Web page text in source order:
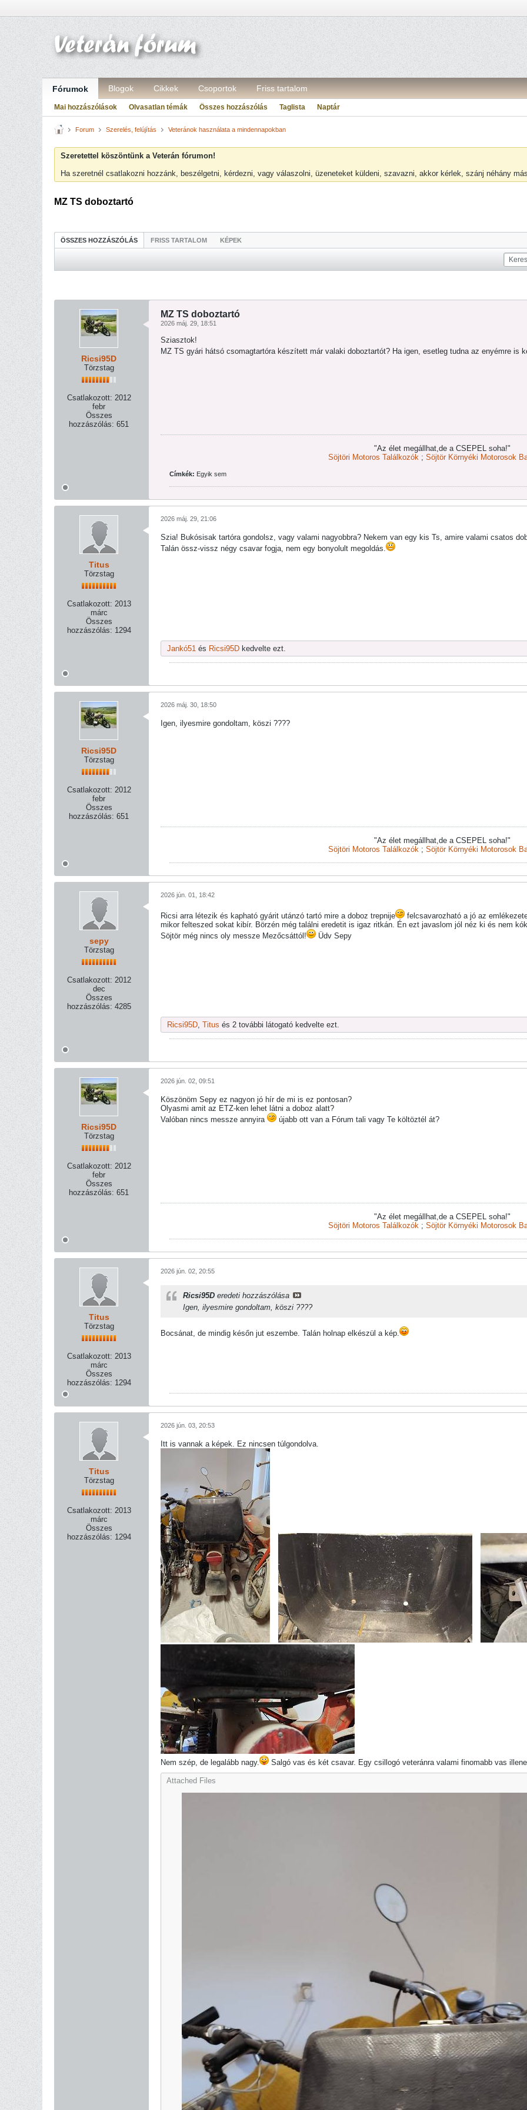
Fórumok Blogok Cikkek Csoportok Friss tartalom
Mai hozzászólások Olvasatlan témák Összes hozzászólás Taglista Naptár
Forum Szerelés, felújítás Veteránok használata a mindennapokban
Szeretettel köszöntünk a Veterán fórumon!
Ha szeretnél csatlakozni hozzánk, beszélgetni, kérdezni, vagy válaszolni, üzeneteket küldeni, szavazni, akkor kérlek, szánj néhány
MZ TS doboztartó
ÖSSZES HOZZÁSZÓLÁS FRISS TARTALOM KÉPEK
Ricsi95D
Törzstag
Csatlakozott: 2012
febr
Összes
hozzászólás: 651
MZ TS doboztartó
2026 máj. 29, 18:51
Sziasztok!
MZ TS gyári hátsó csomagtartóra készített már valaki doboztartót? Ha igen, esetleg tudna az enyémre is
"Az élet megállhat,de a CSEPEL soha!"
Söjtöri Motoros Találkozók; Söjtör Környéki Motorosok
Címkék: Egyik sem
Titus
Törzstag
Csatlakozott: 2013
márc
Összes
hozzászólás: 1294
2026 máj. 29, 21:06
Szia! Bukósisak tartóra gondolsz, vagy valami nagyobbra? Nekem van egy kis Ts, amire valami csatos
Talán össz-vissz négy csavar fogja, nem egy bonyolult megoldás.
Jankó51 és Ricsi95D kedvelte ezt.
Ricsi95D
Törzstag
Csatlakozott: 2012
febr
Összes
hozzászólás: 651
2026 máj. 30, 18:50
Igen, ilyesmire gondoltam, köszi ????
"Az élet megállhat,de a CSEPEL soha!"
Söjtöri Motoros Találkozók ; Söjtör Környéki Motorosok
sepy
Törzstag
Csatlakozott: 2012
dec
Összes
hozzászólás: 4285
2026 jún. 01, 18:42
Ricsi arra létezik és kapható gyárit utánzó tartó mire a doboz trepnije
felcsavarozható a jó az
mikor felteszed sokat kibír. Börzén még találni eredetit is igaz ritkán. Én ezt javaslom jól néz ki és nem
Söjtör még nincs oly messze Mezőcsáttól!
Üdv Sepy
Ricsi95D Titus és 2 további látogató kedvelte ezt.
Ricsi95D
Törzstag
Csatlakozott: 2012
febr
Összes
hozzászólás: 651
2026 jún. 02, 09:51
Köszönöm Sepy ez nagyon jó hír de mi is ez pontosan?
Olyasmi amit az ETZ-ken lehet látni a doboz alatt?
Valóban nincs messze annyira
újabb ott van a Fórum tali vagy Te költöztél át?
"Az élet megállhat,de a CSEPEL soha!"
Söjtöri Motoros Találkozók ; Söjtör Környéki Motorosok
Titus
Törzstag
Csatlakozott: 2013
márc
Összes
hozzászólás: 1294
2026 jún. 02, 20:55
Ricsi95D eredeti hozzászólása
Igen, ilyesmire gondoltam, köszi ????
Bocsánat, de mindig későn jut eszembe. Talán holnap elkészül a kép.
Titus
Törzstag
Csatlakozott: 2013
márc
Összes
hozzászólás: 1294
2026 jún. 03, 20:53
Itt is vannak a képek. Ez nincsen túlgondolva.
Nem szép, de legalább nagy. Salgó vas és két csavar. Egy csillogó veteránra valami finomabb vas
Attached Files